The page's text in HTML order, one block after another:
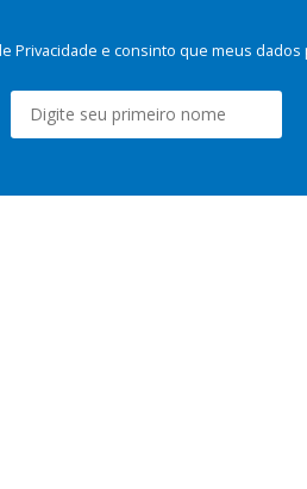
Privacidade e consinto que meus